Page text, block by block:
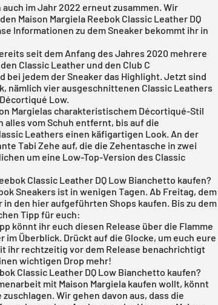
im Jahr 2022 erneut zusammen. Wir
Maison Margiela Reebok Classic Leather DQ
Informationen zu dem Sneaker bekommt ihr in
seit dem Anfang des Jahres 2020 mehrere
Classic Leather und den Club C
bei jedem der Sneaker das Highlight. Jetzt sind
nämlich vier ausgeschnittenen Classic Leathers
Low.
Margielas charakteristischem Décortiqué-Stil
vom Schuh entfernt, bis auf die
Leathers einen käfigartigen Look. An der
Tabi Zehe auf, die die Zehentasche in zwei
um eine Low-Top-Version des Classic
Classic Leather DQ Low Bianchetto kaufen?
Sneakers ist in wenigen Tagen. Ab Freitag, dem
den hier aufgeführten Shops kaufen. Bis zu dem
Tipp für euch:
könnt ihr euch diesen Release über die Flamme
Überblick. Drückt auf die Glocke, um euch eure
ihr rechtzeitig vor dem Release benachrichtigt
wichtigen Drop mehr!
Classic Leather DQ Low Bianchetto kaufen?
mit Maison Margiela kaufen wollt, könnt
Wir gehen davon aus, dass die